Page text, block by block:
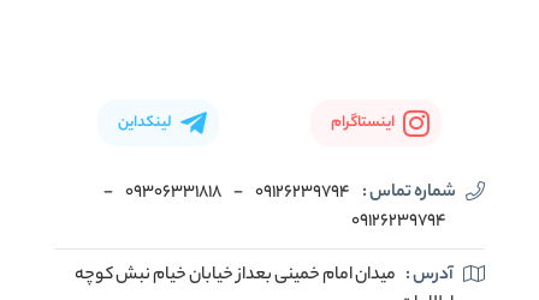
اینستاگرام لینکداین
شماره تماس : 09126239794
-
09306331818
-
09126239794
آدرس : میدان امام خمینی بعداز خیابان خیام نبش کوچه